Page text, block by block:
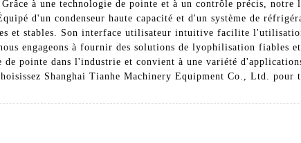
à une technologie de pointe et à un contrôle précis,
d'un condenseur haute capacité et d'un système de
et stables. Son interface utilisateur intuitive facilite
engageons à fournir des solutions de lyophilisation fiables
pointe dans l'industrie et convient à une variété
Shanghai Tianhe Machinery Equipment Co., Ltd. pour